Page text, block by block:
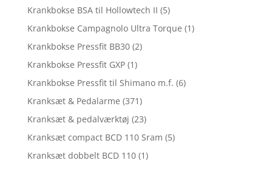
Krankbokse BSA til Hollowtech II (5)
Krankbokse Campagnolo Ultra Torque (1)
Krankbokse Pressfit BB30 (2)
Krankbokse Pressfit GXP (1)
Krankbokse Pressfit til Shimano m.f. (6)
Kranksæt & Pedalarme (371)
Kranksæt & pedalværktøj (23)
Kranksæt compact BCD 110 Sram (5)
Kranksæt dobbelt BCD 110 (1)